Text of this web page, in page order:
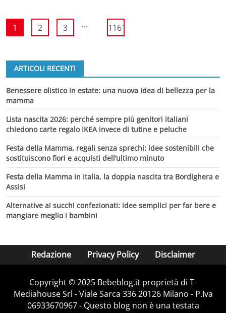
1 2 3 ... 1161
ARTICOLI RECENTI
Benessere olistico in estate: una nuova idea di bellezza per la
mamma
Lista nascita 2026: perché sempre più genitori italiani
chiedono carte regalo IKEA invece di tutine e peluche
Festa della Mamma, regali senza sprechi: idee sostenibili che
sostituiscono fiori e acquisti dell’ultimo minuto
Festa della Mamma in Italia, la doppia nascita tra Bordighera e
Assisi
Alternative ai succhi confezionati: idee semplici per far bere e
mangiare meglio i bambini
Redazione Privacy Policy Disclaimer
Copyright © 2025 Bebeblog.it proprietà di T-
Mediahouse Srl - Viale Sarca 336 20126 Milano - P.Iva
06933670967 - Questo blog non è una testata